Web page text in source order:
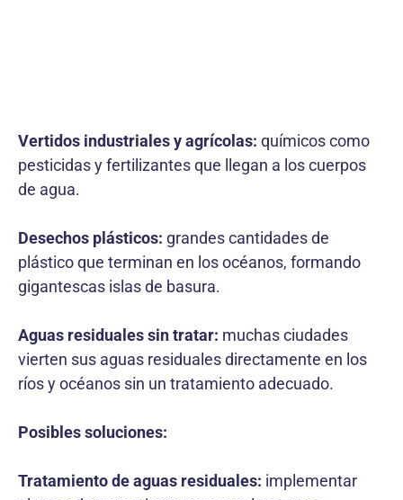
Vertidos industriales y agrícolas: químicos como
pesticidas y fertilizantes que llegan a los cuerpos
de agua.
Desechos plásticos: grandes cantidades de
plástico que terminan en los océanos, formando
gigantescas islas de basura.
Aguas residuales sin tratar: muchas ciudades
vierten sus aguas residuales directamente en los
ríos y océanos sin un tratamiento adecuado.
Posibles soluciones:
Tratamiento de aguas residuales: implementar